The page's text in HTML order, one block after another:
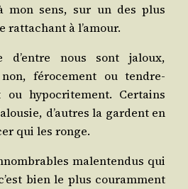
mon sens, sur un des plus
rat­ta­chant à l’amour.
d’entre nous sont jaloux,
féro­ce­ment ou ten­dre­
ou hypo­cri­te­ment. Cer­tains
d’autres la gardent en
qui les ronge.
mal­en­ten­dus qui
bien le plus cou­ram­ment